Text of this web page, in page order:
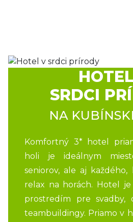
SRDCI
NA
Komfortný 3* hotel
holi je ideálnym
seniorov, ale aj
relax na horách. Hotel
prostredím pre svadby,
teambuildingy. Priamo v